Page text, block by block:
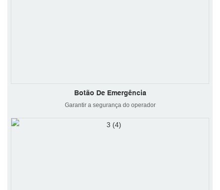
Botão De Emergência
Garantir a segurança do operador